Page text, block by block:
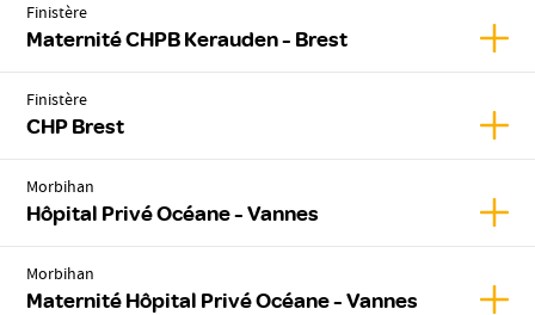
Finistère
Maternité CHPB Kerauden - Brest
Finistère
CHP Brest
Morbihan
Hôpital Privé Océane - Vannes
Morbihan
Maternité Hôpital Privé Océane - Vannes